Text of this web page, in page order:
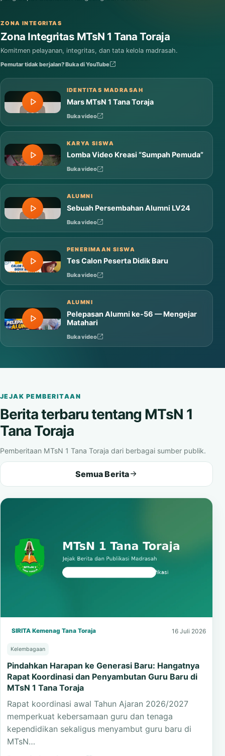
ZONA INTEGRITAS
Zona Integritas MTsN 1 Tana Toraja
Komitmen pelayanan, integritas, dan tata kelola madrasah.
Pemutar tidak berjalan? Buka di YouTube
Mars MTsN 1 Tana Toraja
Lomba Video Kreasi “Sumpah Pemuda”
Sebuah Persembahan Alumni LV24
Tes Calon Peserta Didik Baru
ALUMNI
Pelepasan Alumni ke-56 — Mengejar
Buka video
JEJAK PEMBERITAAN
Berita terbaru tentang MTsN 1
Tana Toraja
Pemberitaan MTsN 1 Tana Toraja dari berbagai sumber publik.
SIRITA Kemenag Tana Toraja 16 Juli 2026
Kelembagaan
Pindahkan Harapan ke Generasi Baru: Hangatnya
Rapat Koordinasi dan Penyambutan Guru Baru di
MTsN 1 Tana Toraja
Rapat koordinasi awal Tahun Ajaran 2026/2027